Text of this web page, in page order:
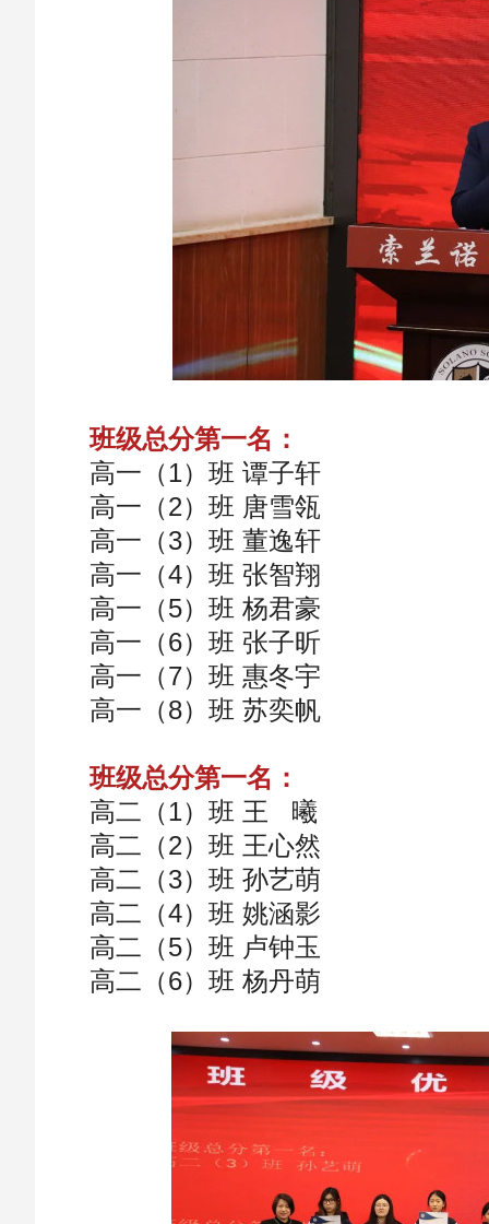
班级总分第一名：
高一（1）班 谭子轩
高一（2）班 唐雪瓴
高一（3）班 董逸轩
高一（4）班 张智翔
高一（5）班 杨君豪
高一（6）班 张子昕
高一（7）班 惠冬宇
高一（8）班 苏奕帆
班级总分第一名：
高二（1）班 王 曦
高二（2）班 王心然
高二（3）班 孙艺萌
高二（4）班 姚涵影
高二（5）班 卢钟玉
高二（6）班 杨丹萌